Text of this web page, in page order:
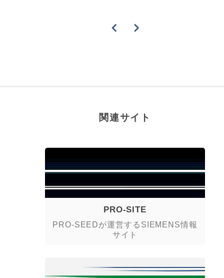
関連サイト
PRO-SITE
PRO-SEEDが運営するSIEMENS情報
サイト